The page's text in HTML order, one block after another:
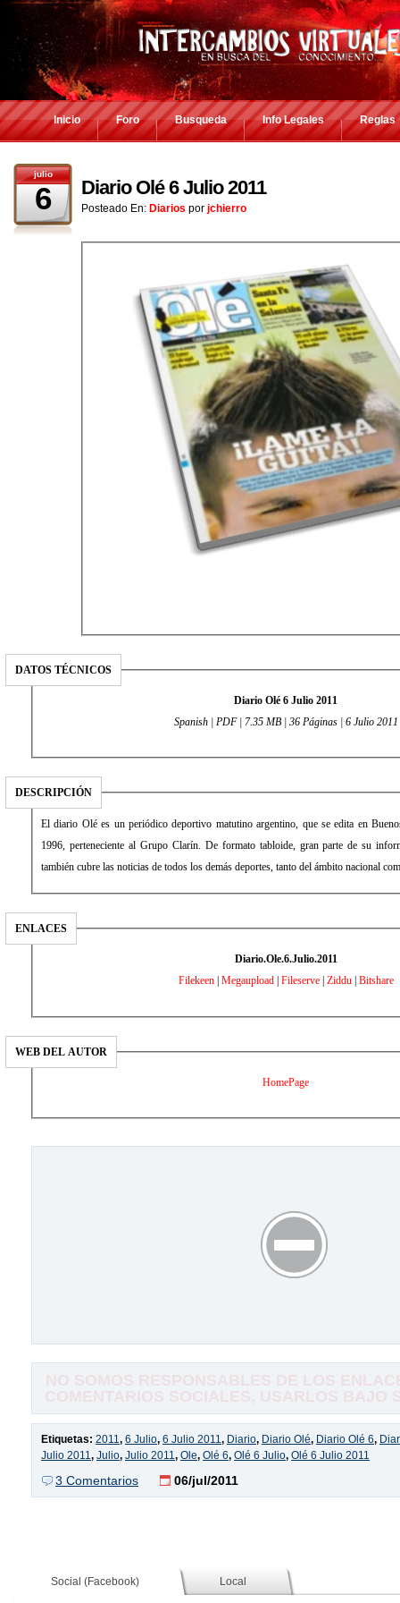
Inicio Foro Busqueda Info Legales Reglas
julio
6 Diario Olé 6 Julio 2011
Posteado En: Diarios por jchierro
DATOS TÉCNICOS
Diario Olé 6 Julio 2011
Spanish | PDF | 7.35 MB | 36 Páginas | 6 Julio 2011
DESCRIPCIÓN
El diario Olé es un periódico deportivo matutino argentino, que se edita en
1996, perteneciente al Grupo Clarín. De formato tabloide, gran parte de su
también cubre las noticias de todos los demás deportes, tanto del ámbito nacional
ENLACES
Diario.Ole.6.Julio.2011
Filekeen| Megaupload| Fileserve| Ziddu| Bitshare
WEB DEL AUTOR
HomePage
Etiquetas: 2011, 6 Julio, 6 Julio 2011, Diario, Diario Olé, Diario Olé 6,
Julio 2011, Julio, Julio 2011, Ole, Olé 6, Olé 6 Julio, Olé 6 Julio 2011
3 Comentarios 06/jul/2011
Social (Facebook) Local